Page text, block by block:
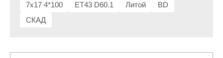
7x17 4*100 ET43 D60.1 Литой
BD
СКАД